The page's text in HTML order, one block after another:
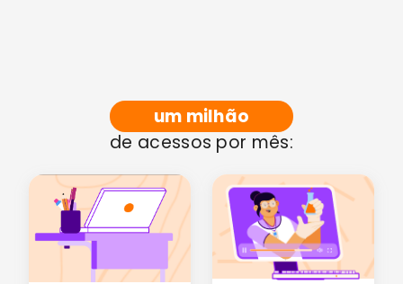
um milhão
de acessos por mês:
06
7
8
9
0
7
8
9
0
4
5
6
7